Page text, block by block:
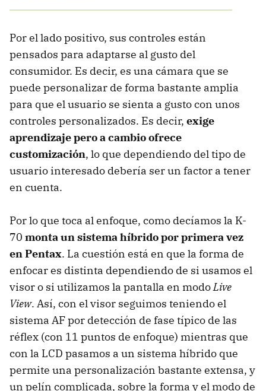
Por el lado positivo, sus controles están
pensados para adaptarse al gusto del
consumidor. Es decir, es una cámara que se
puede personalizar de forma bastante amplia
para que el usuario se sienta a gusto con unos
controles personalizados. Es decir, exige
aprendizaje pero a cambio ofrece
customización, lo que dependiendo del tipo de
usuario interesado debería ser un factor a tener
en cuenta.
Por lo que toca al enfoque, como decíamos la K-
70 monta un sistema híbrido por primera vez
en Pentax. La cuestión está en que la forma de
enfocar es distinta dependiendo de si usamos el
visor o si utilizamos la pantalla en modoLive
View. Así, con el visor seguimos teniendo el
sistema AF por detección de fase típico de las
réflex (con 11 puntos de enfoque) mientras que
con la LCD pasamos a un sistema híbrido que
permite una personalización bastante extensa, y
un pelín complicada, sobre la forma y el modo de